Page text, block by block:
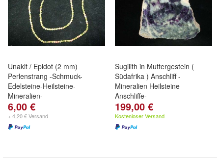
Unakit / Epidot (2 mm)
Perlenstrang -Schmuck-
Edelsteine-Heilsteine-
Mineralien-
6,00 €
+ 4,20 € Versand
Sugilith in Muttergestein (
Südafrika ) Anschliff -
Mineralien Heilsteine
Anschliffe-
199,00 €
Kostenloser Versand